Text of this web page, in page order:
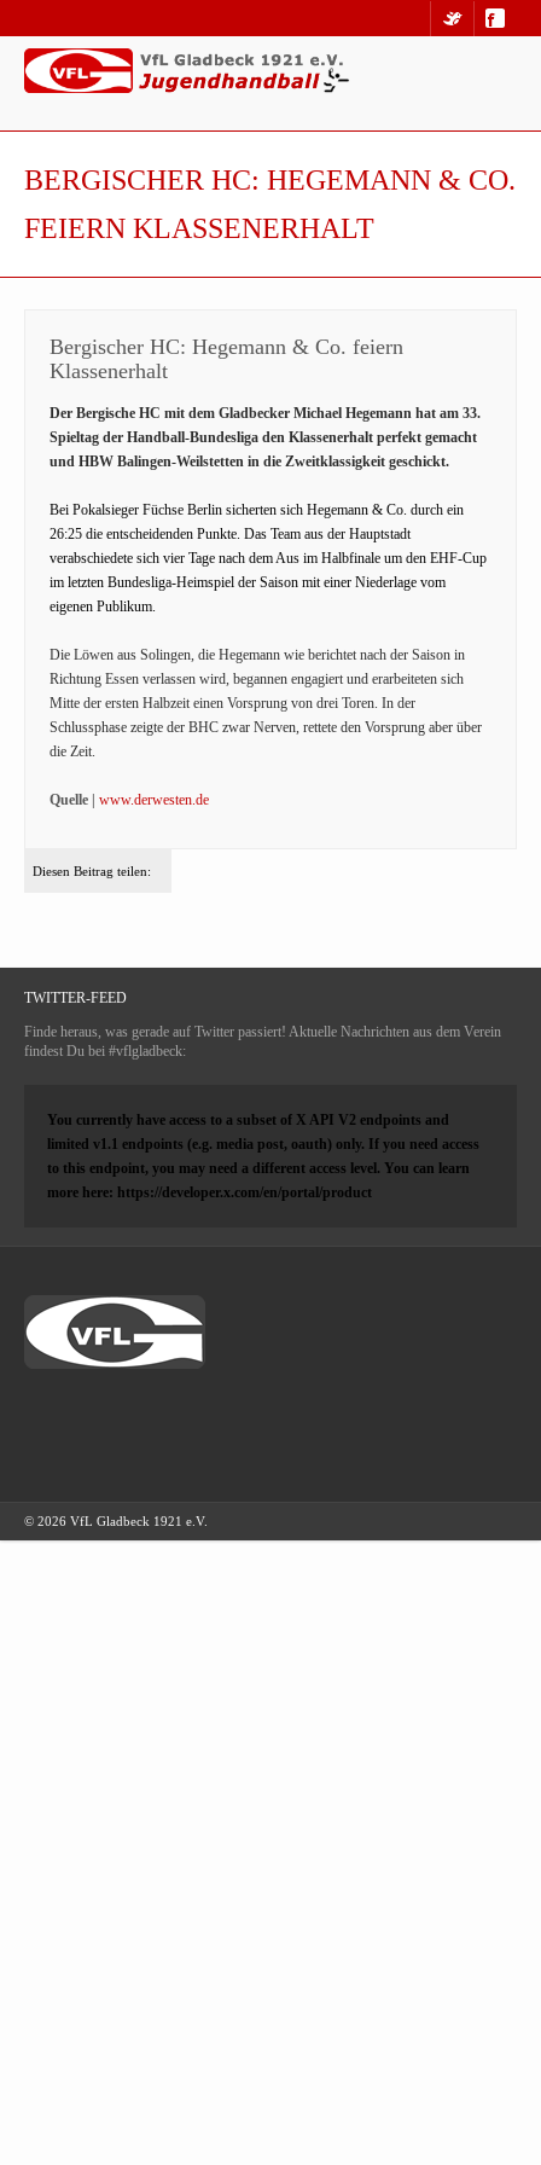
BERGISCHER HC: HEGEMANN & CO.
FEIERN KLASSENERHALT
Bergischer HC: Hegemann & Co. feiern
Klassenerhalt
Der Bergische HC mit dem Gladbecker Michael Hegemann hat am 33.
Spieltag der Handball-Bundesliga den Klassenerhalt perfekt gemacht
und HBW Balingen-Weilstetten in die Zweitklassigkeit geschickt.
Bei Pokalsieger Füchse Berlin sicherten sich Hegemann & Co. durch ein
26:25 die entscheidenden Punkte. Das Team aus der Hauptstadt
verabschiedete sich vier Tage nach dem Aus im Halbfinale um den EHF-Cup
im letzten Bundesliga-Heimspiel der Saison mit einer Niederlage vom
eigenen Publikum.
Die Löwen aus Solingen, die Hegemann wie berichtet nach der Saison in
Richtung Essen verlassen wird, begannen engagiert und erarbeiteten sich
Mitte der ersten Halbzeit einen Vorsprung von drei Toren. In der
Schlussphase zeigte der BHC zwar Nerven, rettete den Vorsprung aber über
die Zeit.
Quelle | www.derwesten.de
Diesen Beitrag teilen:
TWITTER-FEED
Finde heraus, was gerade auf Twitter passiert! Aktuelle Nachrichten aus dem Verein
findest Du bei #vflgladbeck:
You currently have access to a subset of X API V2 endpoints and
limited v1.1 endpoints (e.g. media post, oauth) only. If you need access
to this endpoint, you may need a different access level. You can learn
more here: https://developer.x.com/en/portal/product
© 2026 VfL Gladbeck 1921 e.V.